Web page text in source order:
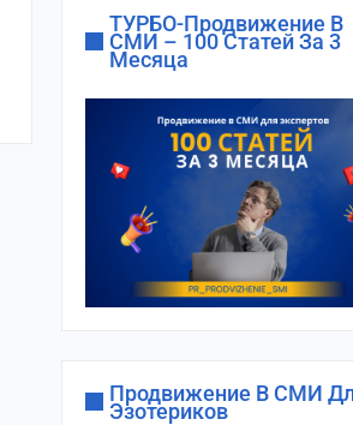
ТУРБО-Продвижение В
СМИ – 100 Статей За 3
Месяца
Продвижение В СМИ
Эзотериков